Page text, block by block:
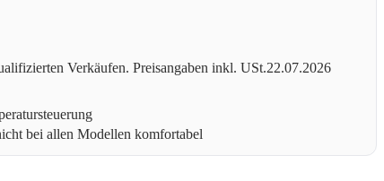
Verkäufen. Preisangaben inkl. USt.22.07.2026
bei allen Modellen komfortabel